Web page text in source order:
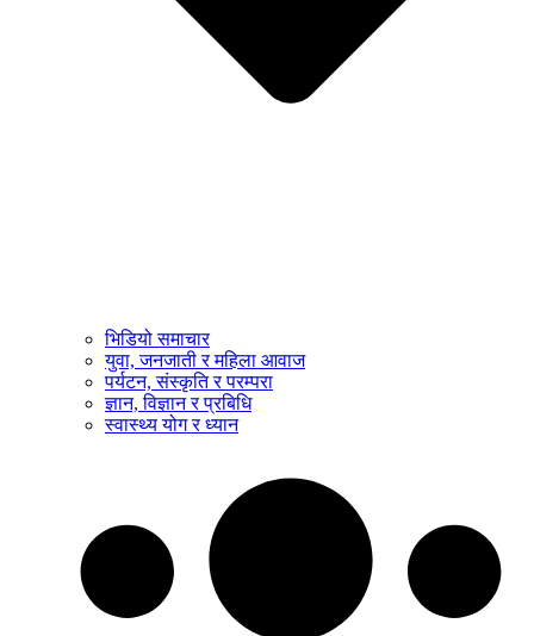
भिडियो समाचार
युवा, जनजाती र महिला आवाज
पर्यटन, संस्कृति र परम्परा
ज्ञान, विज्ञान र प्रबिधि
स्वास्थ्य योग र ध्यान